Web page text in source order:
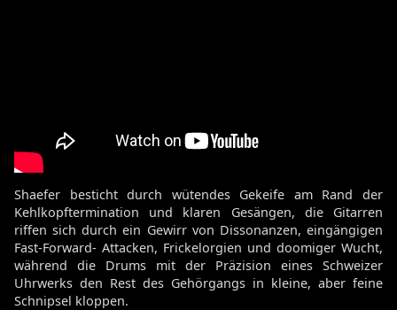
Shaefer besticht durch wütendes Gekeife am Rand der
Kehlkopftermination und klaren Gesängen, die Gitarren
riffen sich durch ein Gewirr von Dissonanzen, eingängigen
Fast-Forward- Attacken, Frickelorgien und doomiger Wucht,
während die Drums mit der Präzision eines Schweizer
Uhrwerks den Rest des Gehörgangs in kleine, aber feine
Schnipsel kloppen.